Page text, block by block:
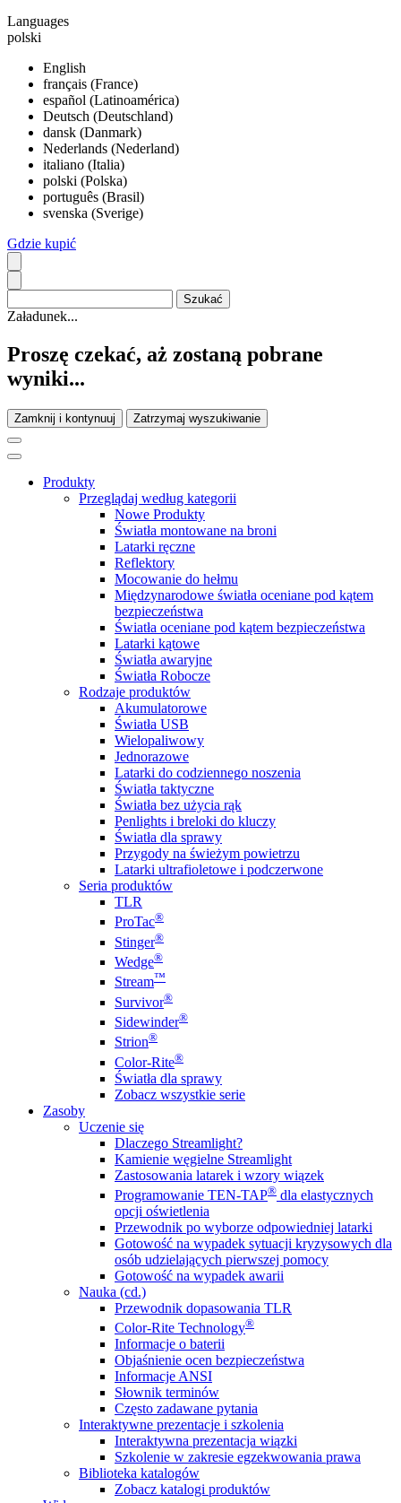
Languages
polski
English
français (France)
español (Latinoamérica)
Deutsch (Deutschland)
dansk (Danmark)
Nederlands (Nederland)
italiano (Italia)
polski (Polska)
português (Brasil)
svenska (Sverige)
Gdzie kupić
Załadunek...
Proszę czekać, aż zostaną pobrane
wyniki...
Zamknij i kontynuuj Zatrzymaj wyszukiwanie
Produkty
Przeglądaj według kategorii
Nowe Produkty
Światła montowane na broni
Latarki ręczne
Reflektory
Mocowanie do hełmu
Międzynarodowe światła oceniane pod kątem
bezpieczeństwa
Światła oceniane pod kątem bezpieczeństwa
Latarki kątowe
Światła awaryjne
Światła Robocze
Rodzaje produktów
Akumulatorowe
Światła USB
Wielopaliwowy
Jednorazowe
Latarki do codziennego noszenia
Światła taktyczne
Światła bez użycia rąk
Penlights i breloki do kluczy
Światła dla sprawy
Przygody na świeżym powietrzu
Latarki ultrafioletowe i podczerwone
Seria produktów
TLR
ProTac®
Stinger®
Wedge®
Stream™
Survivor®
Sidewinder®
Strion®
Color-Rite®
Światła dla sprawy
Zobacz wszystkie serie
Zasoby
Uczenie się
Dlaczego Streamlight?
Kamienie węgielne Streamlight
Zastosowania latarek i wzory wiązek
Programowanie TEN-TAP® dla elastycznych
opcji oświetlenia
Przewodnik po wyborze odpowiedniej latarki
Gotowość na wypadek sytuacji kryzysowych dla
osób udzielających pierwszej pomocy
Gotowość na wypadek awarii
Nauka (cd.)
Przewodnik dopasowania TLR
Color-Rite Technology®
Informacje o baterii
Objaśnienie ocen bezpieczeństwa
Informacje ANSI
Słownik terminów
Często zadawane pytania
Interaktywne prezentacje i szkolenia
Interaktywna prezentacja wiązki
Szkolenie w zakresie egzekwowania prawa
Biblioteka katalogów
Zobacz katalogi produktów